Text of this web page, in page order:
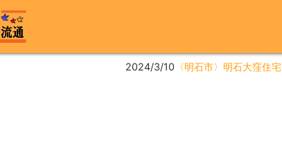
2024/3/10 〈明石市〉明石大窪住宅